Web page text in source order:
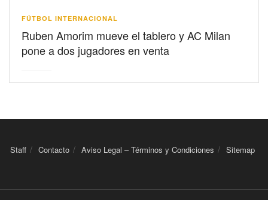
FÚTBOL INTERNACIONAL
Ruben Amorim mueve el tablero y AC Milan
pone a dos jugadores en venta
Staff Contacto Aviso Legal – Términos y Condiciones Sitemap